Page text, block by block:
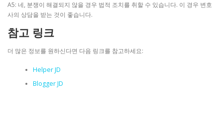
A5: 네, 분쟁이 해결되지 않을 경우 법적 조치를 취할 수 있습니다. 이 경우 변호
사의 상담을 받는 것이 좋습니다.
참고 링크
더 많은 정보를 원하신다면 다음 링크를 참고하세요:
Helper JD
Blogger JD